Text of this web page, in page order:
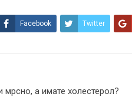
Facebook Twitter
мрсно, а имате холестерол?